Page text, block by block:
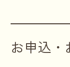
お申込・